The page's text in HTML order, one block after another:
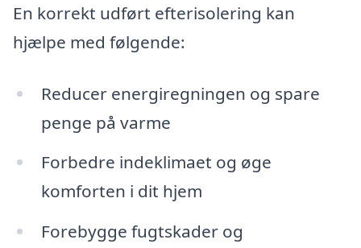
En korrekt udført efterisolering kan
hjælpe med følgende:
Reducer energiregningen og spare
penge på varme
Forbedre indeklimaet og øge
komforten i dit hjem
Forebygge fugtskader og